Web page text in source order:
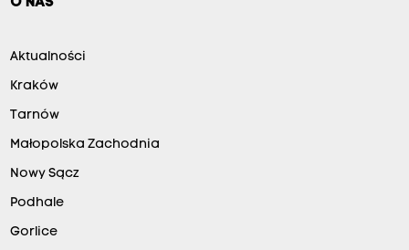
Aktualności
Kraków
Tarnów
Małopolska Zachodnia
Nowy Sącz
Podhale
Gorlice